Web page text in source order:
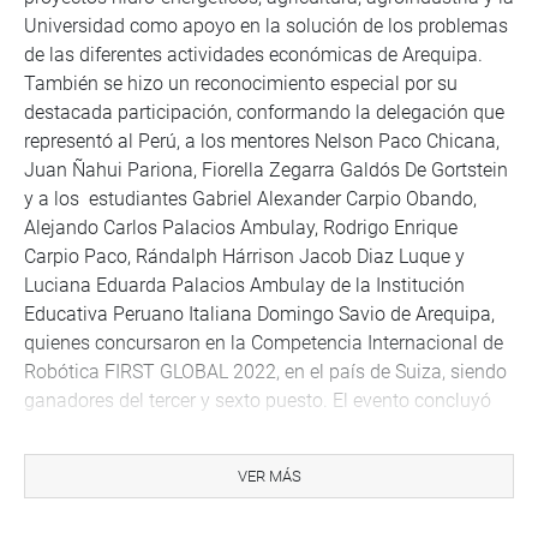
Universidad como apoyo en la solución de los problemas
de las diferentes actividades económicas de Arequipa.
También se hizo un reconocimiento especial por su
destacada participación, conformando la delegación que
representó al Perú, a los mentores Nelson Paco Chicana,
Juan Ñahui Pariona, Fiorella Zegarra Galdós De Gortstein
y a los estudiantes Gabriel Alexander Carpio Obando,
Alejando Carlos Palacios Ambulay, Rodrigo Enrique
Carpio Paco, Rándalph Hárrison Jacob Diaz Luque y
Luciana Eduarda Palacios Ambulay de la Institución
Educativa Peruano Italiana Domingo Savio de Arequipa,
quienes concursaron en la Competencia Internacional de
Robótica FIRST GLOBAL 2022, en el país de Suiza, siendo
ganadores del tercer y sexto puesto. El evento concluyó
Nacional de Innovación Agraria (INIA) y el representante
del Ministerio de la Producción. Cabe señalar que en este
VER MÁS